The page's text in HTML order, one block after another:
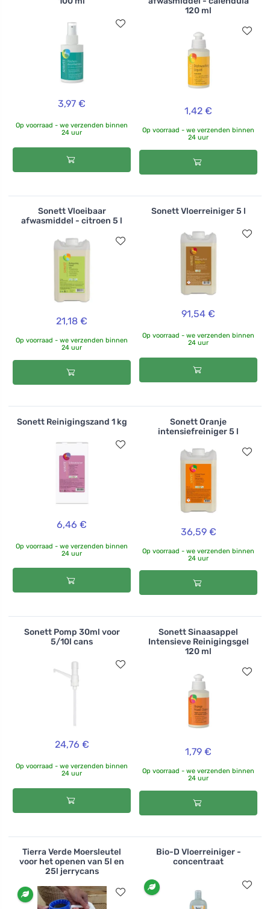
3,97 €
Op voorraad - we verzenden binnen
24 uur
120 ml
1,42 €
Op voorraad - we verzenden binnen
24 uur
Sonett Vloeibaar
afwasmiddel - citroen 5 l
21,18 €
Op voorraad - we verzenden binnen
24 uur
Sonett Vloerreiniger 5 l
91,54 €
Op voorraad - we verzenden binnen
24 uur
Sonett Reinigingszand 1 kg
6,46 €
Op voorraad - we verzenden binnen
24 uur
Sonett Oranje
intensiefreiniger 5 l
36,59 €
Op voorraad - we verzenden binnen
24 uur
Sonett Pomp 30ml voor
5/10l cans
24,76 €
Op voorraad - we verzenden binnen
24 uur
Sonett Sinaasappel
Intensieve Reinigingsgel
120 ml
1,79 €
Op voorraad - we verzenden binnen
24 uur
Tierra Verde Moersleutel
voor het openen van 5l en
25l jerrycans
Bio-D Vloerreiniger -
concentraat